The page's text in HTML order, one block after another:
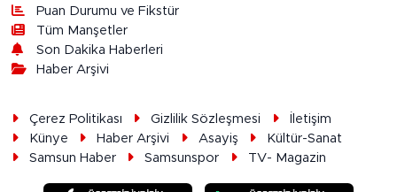
Puan Durumu ve Fikstür
Tüm Manşetler
Son Dakika Haberleri
Haber Arşivi
Çerez Politikası Gizlilik Sözleşmesi
İletişim
Künye
Haber Arşivi Asayiş
Kültür-Sanat
Samsun Haber
Samsunspor TV- Magazin